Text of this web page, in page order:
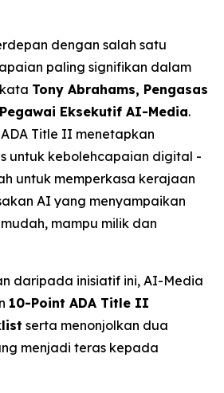
dengan salah satu
paling signifikan dalam
Tony Abrahams, Pengasas
Eksekutif AI-Media.
Title II menetapkan
untuk kebolehcapaian digital -
untuk memperkasa kerajaan
AI yang menyampaikan
mampu milik dan
daripada inisiatif ini, AI-Media
10-Point ADA Title II
serta menonjolkan dua
menjadi teras kepada